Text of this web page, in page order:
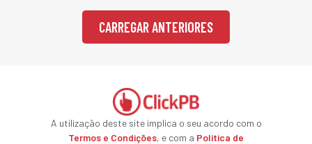
CARREGAR ANTERIORES
A utilização deste site implica o seu acordo com o
Termos e Condições, e com a Política de